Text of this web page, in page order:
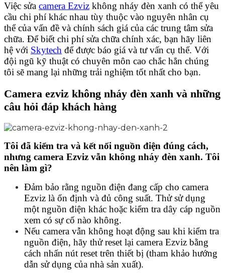
Việc sửa camera Ezviz không nháy đèn xanh có thể yêu
cầu chi phí khác nhau tùy thuộc vào nguyên nhân cụ
thể của vấn đề và chính sách giá của các trung tâm sửa
chữa. Để biết chi phí sửa chữa chính xác, bạn hãy liên
hệ với Skytech để được báo giá và tư vấn cụ thể. Với
đội ngũ kỹ thuật có chuyên môn cao chắc hẳn chúng
tôi sẽ mang lại những trải nghiệm tốt nhất cho bạn.
Camera ezviz không nháy đèn xanh và những
câu hỏi đáp khách hàng
Tôi đã kiểm tra và kết nối nguồn điện đúng cách,
nhưng camera Ezviz vẫn không nháy đèn xanh. Tôi
nên làm gì?
Đảm bảo rằng nguồn điện đang cấp cho camera
Ezviz là ổn định và đủ công suất. Thử sử dụng
một nguồn điện khác hoặc kiểm tra dây cáp nguồn
xem có sự cố nào không.
Nếu camera vẫn không hoạt động sau khi kiểm tra
nguồn điện, hãy thử reset lại camera Ezviz bằng
cách nhấn nút reset trên thiết bị (tham khảo hướng
dẫn sử dụng của nhà sản xuất).